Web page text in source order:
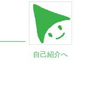
自己紹介へ